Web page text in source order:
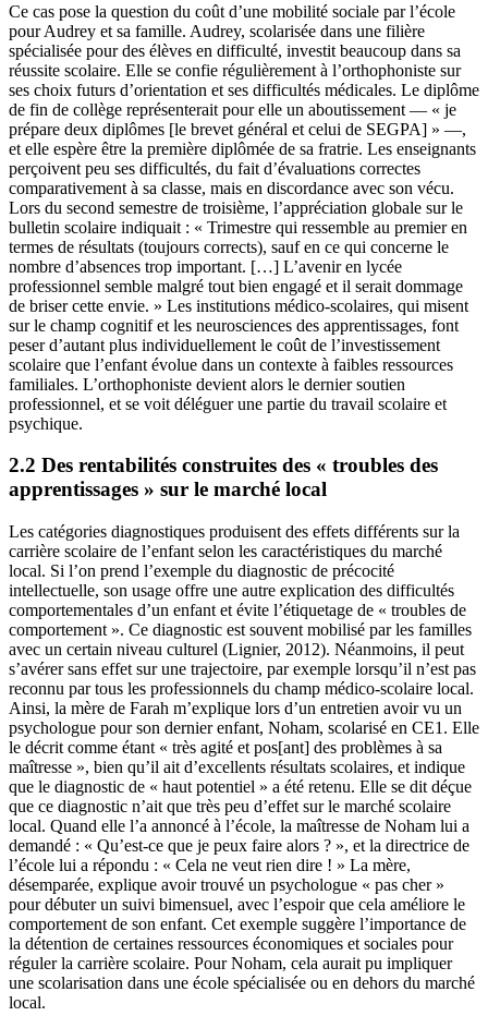
Ce cas pose la question du coût d’une mobilité sociale par l’école
pour Audrey et sa famille. Audrey, scolarisée dans une filière
spécialisée pour des élèves en difficulté, investit beaucoup dans sa
réussite scolaire. Elle se confie régulièrement à l’orthophoniste sur
ses choix futurs d’orientation et ses difficultés médicales. Le diplôme
de fin de collège représenterait pour elle un aboutissement — « je
prépare deux diplômes [le brevet général et celui de SEGPA] » —,
et elle espère être la première diplômée de sa fratrie. Les enseignants
perçoivent peu ses difficultés, du fait d’évaluations correctes
comparativement à sa classe, mais en discordance avec son vécu.
Lors du second semestre de troisième, l’appréciation globale sur le
bulletin scolaire indiquait : « Trimestre qui ressemble au premier en
termes de résultats (toujours corrects), sauf en ce qui concerne le
nombre d’absences trop important. […] L’avenir en lycée
professionnel semble malgré tout bien engagé et il serait dommage
de briser cette envie. » Les institutions médico-scolaires, qui misent
sur le champ cognitif et les neurosciences des apprentissages, font
peser d’autant plus individuellement le coût de l’investissement
scolaire que l’enfant évolue dans un contexte à faibles ressources
familiales. L’orthophoniste devient alors le dernier soutien
professionnel, et se voit déléguer une partie du travail scolaire et
psychique.
2.2 Des rentabilités construites des « troubles des
apprentissages » sur le marché local
Les catégories diagnostiques produisent des effets différents sur la
carrière scolaire de l’enfant selon les caractéristiques du marché
local. Si l’on prend l’exemple du diagnostic de précocité
intellectuelle, son usage offre une autre explication des difficultés
comportementales d’un enfant et évite l’étiquetage de « troubles de
comportement ». Ce diagnostic est souvent mobilisé par les familles
avec un certain niveau culturel (Lignier, 2012). Néanmoins, il peut
s’avérer sans effet sur une trajectoire, par exemple lorsqu’il n’est pas
reconnu par tous les professionnels du champ médico-scolaire local.
Ainsi, la mère de Farah m’explique lors d’un entretien avoir vu un
psychologue pour son dernier enfant, Noham, scolarisé en CE1. Elle
le décrit comme étant « très agité et pos[ant] des problèmes à sa
maîtresse », bien qu’il ait d’excellents résultats scolaires, et indique
que le diagnostic de « haut potentiel » a été retenu. Elle se dit déçue
que ce diagnostic n’ait que très peu d’effet sur le marché scolaire
local. Quand elle l’a annoncé à l’école, la maîtresse de Noham lui a
demandé : « Qu’est-ce que je peux faire alors ? », et la directrice de
l’école lui a répondu : « Cela ne veut rien dire ! » La mère,
désemparée, explique avoir trouvé un psychologue « pas cher »
pour débuter un suivi bimensuel, avec l’espoir que cela améliore le
comportement de son enfant. Cet exemple suggère l’importance de
la détention de certaines ressources économiques et sociales pour
réguler la carrière scolaire. Pour Noham, cela aurait pu impliquer
une scolarisation dans une école spécialisée ou en dehors du marché
local.